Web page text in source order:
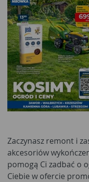
Zaczynasz remont i
akcesoriów
pomogą Ci zadbać o
Ciebie w ofercie